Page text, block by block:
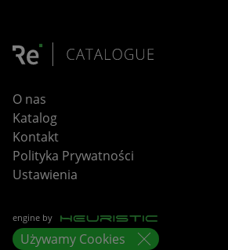
O nas
Katalog
Kontakt
Polityka Prywatności
Ustawienia
engine by
Używamy Cookies